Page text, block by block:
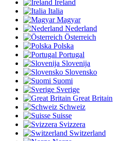
Ireland
Italia
Magyar
Nederland
Österreich
Polska
Portugal
Slovenija
Slovensko
Suomi
Sverige
Great Britain
Schweiz
Suisse
Svizzera
Switzerland